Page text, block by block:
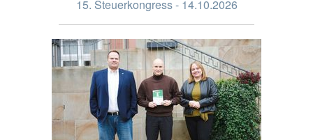
15. Steuerkongress - 14.10.2026